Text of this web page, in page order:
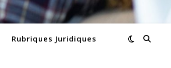
Rubriques Juridiques